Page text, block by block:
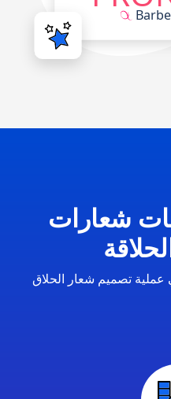
شعارات